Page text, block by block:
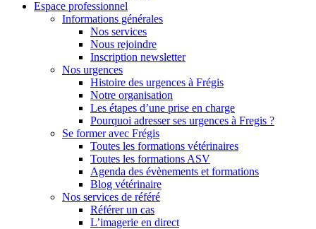
Espace professionnel
Informations générales
Nos services
Nous rejoindre
Inscription newsletter
Nos urgences
Histoire des urgences à Frégis
Notre organisation
Les étapes d’une prise en charge
Pourquoi adresser ses urgences à Fregis ?
Se former avec Frégis
Toutes les formations vétérinaires
Toutes les formations ASV
Agenda des évènements et formations
Blog vétérinaire
Nos services de référé
Référer un cas
L’imagerie en direct